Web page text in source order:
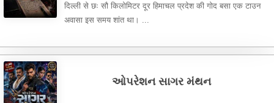
दिल्ली से छः सौ किलोमिटर दूर हिमाचल प्रदेश की गोद बसा एक टाउन
अवासा इस समय शांत था। ...
ઓપરેશન સાગર મંથન